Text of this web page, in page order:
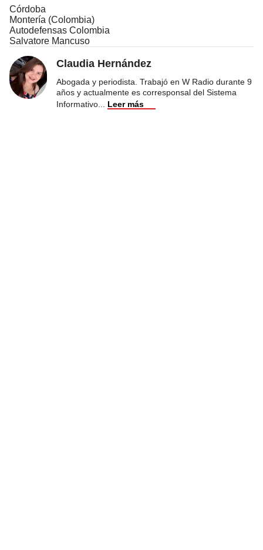
Córdoba
Montería (Colombia)
Autodefensas Colombia
Salvatore Mancuso
Claudia Hernández
Abogada y periodista. Trabajó en W Radio durante 9
años y actualmente es corresponsal del Sistema
Informativo
Leer más